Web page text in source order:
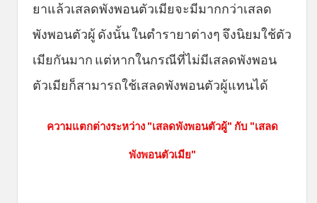
ยาแล้วเสลดพังพอนตัวเมียจะมีมากกว่าเสลด
พังพอนตัวผู้ ดังนั้น ในตำรายาต่างๆ จึงนิยมใช้ตัว
เมียกันมาก แต่หากในกรณีที่ไม่มีเสลดพังพอน
ตัวเมียก็สามารถใช้เสลดพังพอนตัวผู้แทนได้
ความแตกต่างระหว่าง "เสลดพังพอนตัวผู้" กับ "เสลด
พังพอนตัวเมีย"